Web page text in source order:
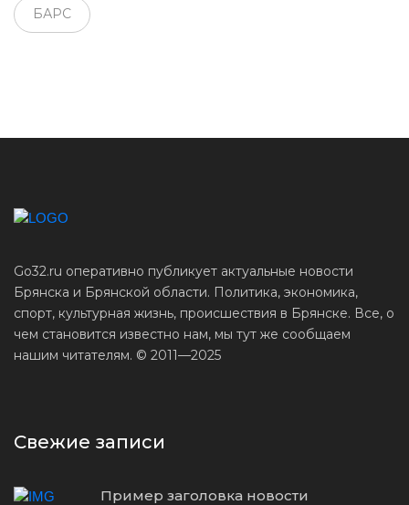
БАРС
Go32.ru оперативно публикует актуальные новости
Брянска и Брянской области. Политика, экономика,
спорт, культурная жизнь, происшествия в Брянске. Все, о
чем становится известно нам, мы тут же сообщаем
нашим читателям. © 2011—2025
Свежие записи
Пример заголовка новости